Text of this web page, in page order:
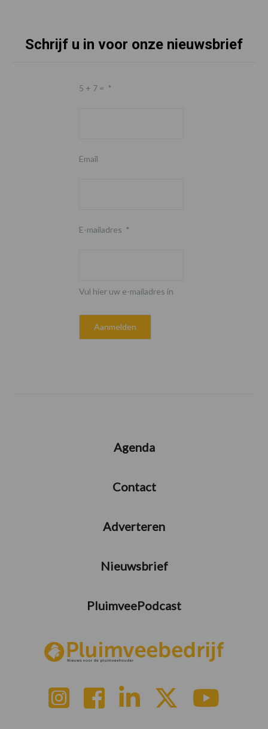
Schrijf u in voor onze nieuwsbrief
5 + 7 = *
Email
E-mailadres *
Vul hier uw e-mailadres in
Agenda
Contact
Adverteren
Nieuwsbrief
PluimveePodcast